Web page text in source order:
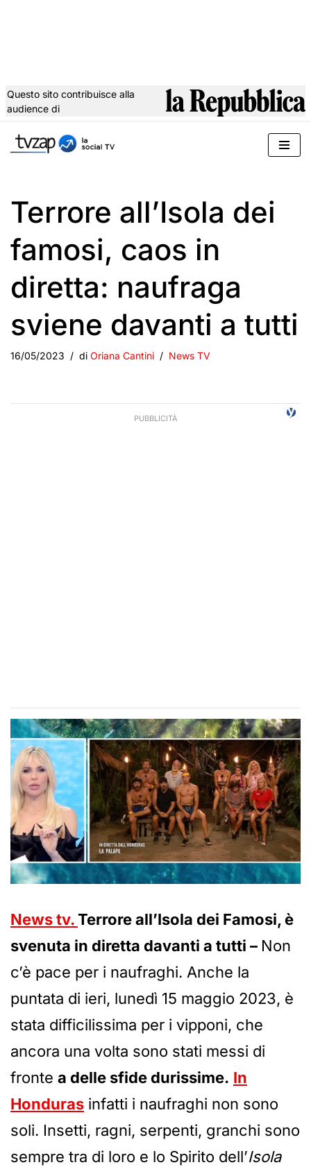
al
Questo sito contribuisce alla
audience di
Terrore all’Isola dei
famosi, caos in
diretta: naufraga
sviene davanti a tutti
16/05/2023 di Oriana Cantini News TV
News tv.Terrore all’Isola dei Famosi, è
svenuta in diretta davanti a tutti – Non
c’è pace per i naufraghi. Anche la
puntata di ieri, lunedì 15 maggio 2023, è
stata difficilissima per i vipponi, che
ancora una volta sono stati messi di
fronte a delle sfide durissime. In
Honduras infatti i naufraghi non sono
soli. Insetti, ragni, serpenti, granchi sono
sempre tra di loro e lo Spirito dell’Isola